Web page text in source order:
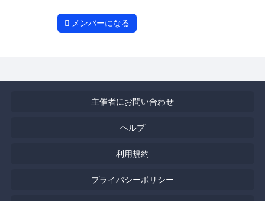
メンバーになる
主催者にお問い合わせ
ヘルプ
利用規約
プライバシーポリシー